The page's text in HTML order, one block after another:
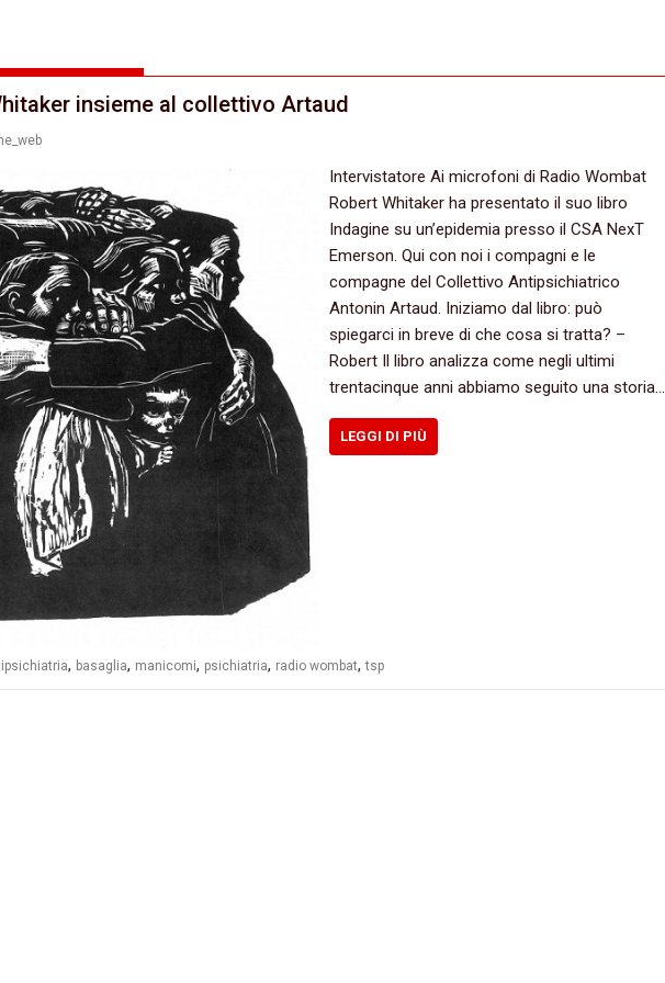
insieme al collettivo Artaud
Intervistatore Ai microfoni di Radio Wombat
Robert Whitaker ha presentato il suo libro
Indagine su un’epidemia presso il CSA NexT
Emerson. Qui con noi i compagni e le
compagne del Collettivo Antipsichiatrico
Antonin Artaud. Iniziamo dal libro: può
spiegarci in breve di che cosa si tratta? –
Robert Il libro analizza come negli ultimi
trentacinque anni abbiamo seguito una storia…
LEGGI DI PIÙ
, basaglia, manicomi, psichiatria, radio wombat,tsp